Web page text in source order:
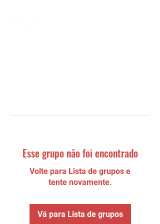
Esse grupo não foi encontrado
Volte para Lista de grupos e
tente novamente.
Vá para Lista de grupos